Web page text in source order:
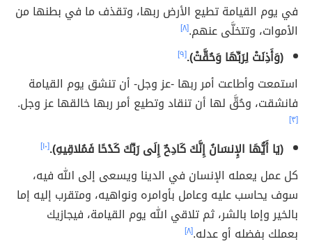
في يوم القيامة تطيع الأرض ربها، وتقذف ما في بطنها من
الأموات، وتتخلَّى عنهم.[٨]
(وَأَذِنَتْ لِرَبِّهَا وَحُقَّتْ).[٩]
استمعت وأطاعت أمر ربها -عز وجل- أن تنشق يوم القيامة
فانشقت، وحُقَّ لها أن تنقاد وتطيع أمر ربها خالقها عز وجل.
[٣]
(يَا أَيُّهَا الإِنسَانُ إِنَّكَ كَادِحٌ إِلَى رَبِّكَ كَدْحًا فَمُلاقِيهِ).[١٠]
كل عمل يعمله الإنسان في الدينا ويسعى إلى الله فيه،
سوف يحاسب عليه وعامل بأوامره ونواهيه، ومتقرب إليه إما
بالخير وإما بالشر، ثم تلاقي الله يوم القيامة، فيجازيك
بعملك بفضله أو عدله.[٨]